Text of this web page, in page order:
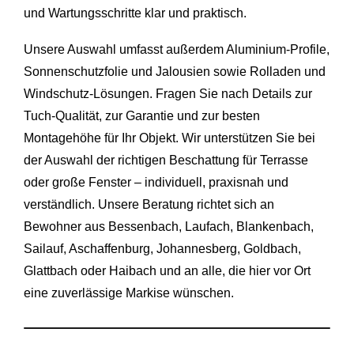
und Wartungsschritte klar und praktisch.
Unsere Auswahl umfasst außerdem Aluminium-Profile,
Sonnenschutzfolie und Jalousien sowie Rolladen und
Windschutz-Lösungen. Fragen Sie nach Details zur
Tuch-Qualität, zur Garantie und zur besten
Montagehöhe für Ihr Objekt. Wir unterstützen Sie bei
der Auswahl der richtigen Beschattung für Terrasse
oder große Fenster – individuell, praxisnah und
verständlich. Unsere Beratung richtet sich an
Bewohner aus Bessenbach, Laufach, Blankenbach,
Sailauf, Aschaffenburg, Johannesberg, Goldbach,
Glattbach oder Haibach und an alle, die hier vor Ort
eine zuverlässige Markise wünschen.